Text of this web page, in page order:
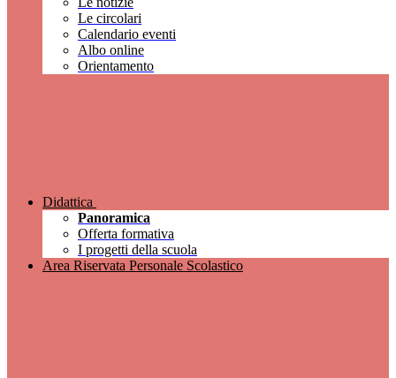
Le circolari
Calendario eventi
Albo online
Orientamento
Didattica
Panoramica
Offerta formativa
I progetti della scuola
Area Riservata Personale Scolastico